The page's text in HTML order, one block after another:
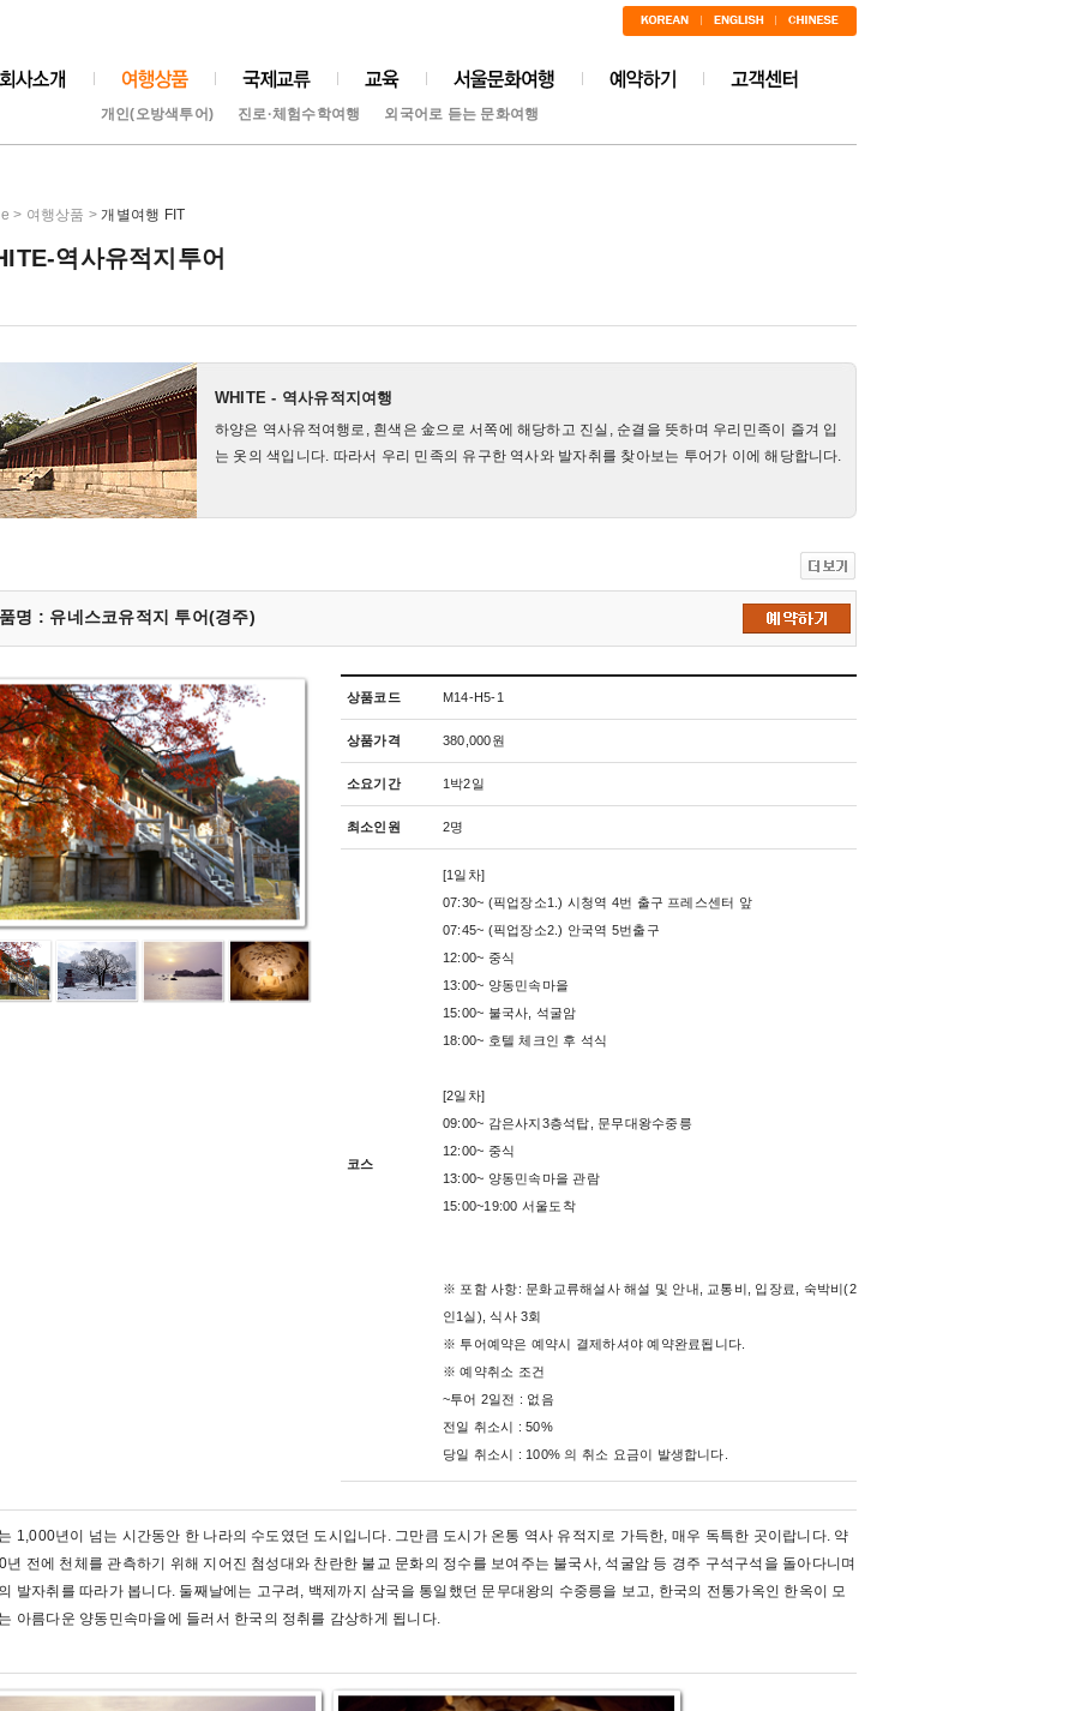
개인(오방색투어) 진로·체험수학여행 외국어로 듣는 문화여행
> 여행상품 >개별여행 FIT
역사유적지투어
WHITE - 역사유적지여행
하양은 역사유적여행로, 흰색은 金으로 서쪽에 해당하고 진실, 순결을 뜻하며 우리민족이 즐겨 입
는 옷의 색입니다. 따라서 우리 민족의 유구한 역사와 발자취를 찾아보는 투어가 이에 해당합니다.
명 : 유네스코유적지 투어(경주)
상품코드 M14-H5-1
상품가격 380,000원
소요기간 1박2일
최소인원 2명
코스
[1일차]
07:30~ (픽업장소1.) 시청역 4번 출구 프레스센터 앞
07:45~ (픽업장소2.) 안국역 5번출구
12:00~ 중식
13:00~ 양동민속마을
15:00~ 불국사, 석굴암
18:00~ 호텔 체크인 후 석식
[2일차]
09:00~ 감은사지3층석탑, 문무대왕수중릉
12:00~ 중식
13:00~ 양동민속마을 관람
15:00~19:00 서울도착
※ 포함 사항: 문화교류해설사 해설 및 안내, 교통비, 입장료, 숙박비(2
인1실), 식사 3회
※ 투어예약은 예약시 결제하셔야 예약완료됩니다.
※ 예약취소 조건
~투어 2일전 : 없음
전일 취소시 : 50%
당일 취소시 : 100% 의 취소 요금이 발생합니다.
1,000년이 넘는 시간동안 한 나라의 수도였던 도시입니다. 그만큼 도시가 온통 역사 유적지로 가득한, 매우 독특한 곳이랍니다. 약
년 전에 천체를 관측하기 위해 지어진 첨성대와 찬란한 불교 문화의 정수를 보여주는 불국사, 석굴암 등 경주 구석구석을 돌아다니며
발자취를 따라가 봅니다. 둘째날에는 고구려, 백제까지 삼국을 통일했던 문무대왕의 수중릉을 보고, 한국의 전통가옥인 한옥이 모
아름다운 양동민속마을에 들러서 한국의 정취를 감상하게 됩니다.